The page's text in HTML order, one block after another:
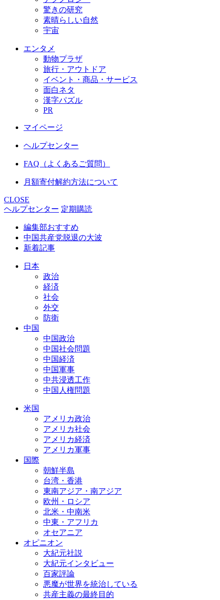
驚きの研究
素晴らしい自然
宇宙
エンタメ
動物プラザ
旅行・アウトドア
イベント・商品・サービス
面白ネタ
漢字パズル
PR
マイページ
ヘルプセンター
FAQ（よくあるご質問）
月額寄付解約方法について
CLOSE
ヘルプセンター 定期購読
編集部おすすめ
中国共産党脱退の大波
新着記事
日本
政治
経済
社会
外交
防衛
中国
中国政治
中国社会問題
中国経済
中国軍事
中共浸透工作
中国人権問題
米国
アメリカ政治
アメリカ社会
アメリカ経済
アメリカ軍事
国際
朝鮮半島
台湾・香港
東南アジア・南アジア
欧州・ロシア
北米・中南米
中東・アフリカ
オセアニア
オピニオン
大紀元社説
大紀元インタビュー
百家評論
悪魔が世界を統治している
共産主義の最終目的